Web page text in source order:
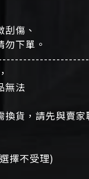
傷、
下單。
無法
貨，請先與賣
擇不受理)